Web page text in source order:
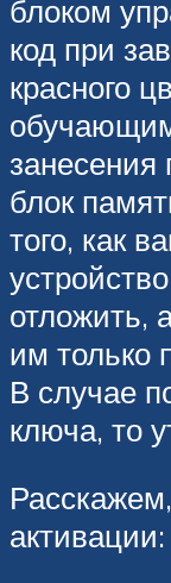
блоком
код при
красного
блок
того, как
отложить,
им только
В случае
ключа, то
активации: